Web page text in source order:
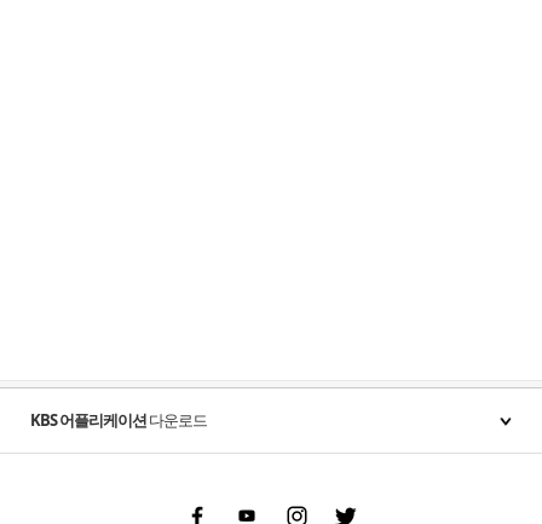
KBS 어플리케이션다운로드
FacebookYoutubeInstgram